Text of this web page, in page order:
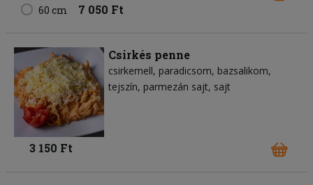
60 cm 7 050 Ft
Csirkés penne
csirkemell paradicsom bazsalikom
tejszín parmezán sajt sajt
3 150 Ft